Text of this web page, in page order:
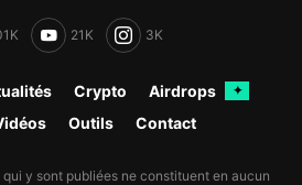
21K 3K
Crypto Airdrops ✦
Outils Contact
y sont publiées ne constituent en aucun